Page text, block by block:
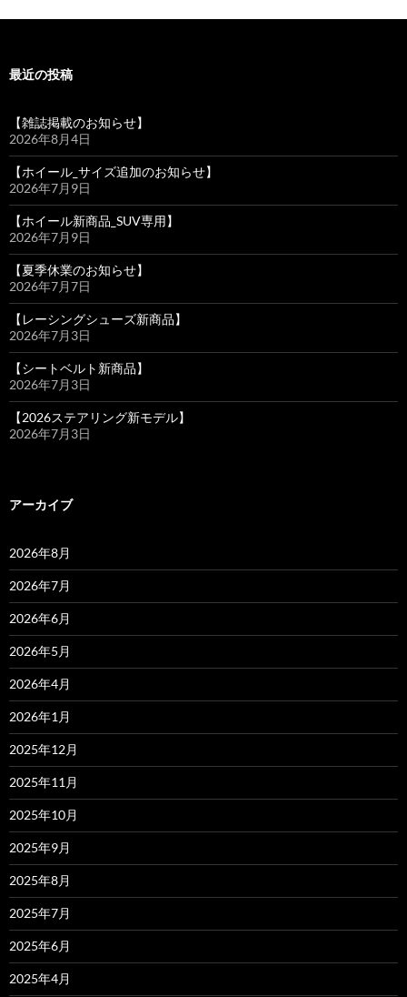
最近の投稿
【雑誌掲載のお知らせ】
2026年8月4日
【ホイール_サイズ追加のお知らせ】
2026年7月9日
【ホイール新商品_SUV専用】
2026年7月9日
【夏季休業のお知らせ】
2026年7月7日
【レーシングシューズ新商品】
2026年7月3日
【シートベルト新商品】
2026年7月3日
【2026ステアリング新モデル】
2026年7月3日
アーカイブ
2026年8月
2026年7月
2026年6月
2026年5月
2026年4月
2026年1月
2025年12月
2025年11月
2025年10月
2025年9月
2025年8月
2025年7月
2025年6月
2025年4月